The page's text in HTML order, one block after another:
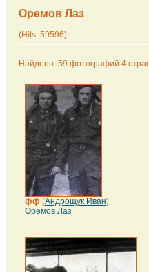
Оремов Лаз
(Hits: 59596)
Найдено: 59 фотографий 4
фф (Андрощук Иван)
Оремов Лаз